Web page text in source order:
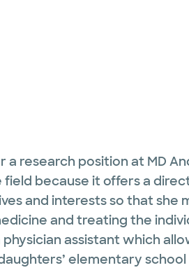
a research position at MD
because it offers a
and interests so that
and treating the
assistant which
elementary